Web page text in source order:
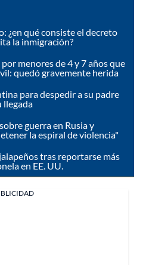
¿en qué consiste el decreto
la inmigración?
menores de 4 y 7 años que
quedó gravemente herida
para despedir a su padre
llegada
guerra en Rusia y
la espiral de violencia"
tras reportarse más
en EE. UU.